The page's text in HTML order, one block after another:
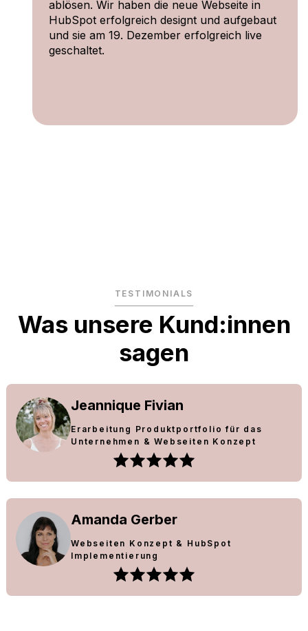
ablösen. Wir haben die neue Webseite in
HubSpot erfolgreich designt und aufgebaut
und sie am 19. Dezember erfolgreich live
geschaltet.
TESTIMONIALS
Was unsere Kund:innen
sagen
Jeannique Fivian
Erarbeitung Produktportfolio für das
Unternehmen & Webseiten Konzept
Amanda Gerber
Webseiten Konzept & HubSpot
Implementierung